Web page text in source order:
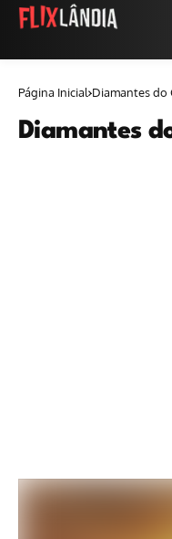
Página Inicial Diamantes do
Diamantes